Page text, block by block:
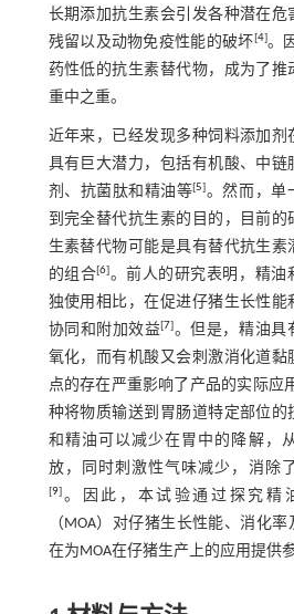
长期添加抗生素会引发各种潜在危
残留以及动物免疫性能的破坏[4]。
药性低的抗生素替代物，成为了推
重中之重。
近年来，已经发现多种饲料添加剂
具有巨大潜力，包括有机酸、中链
剂、抗菌肽和精油等[5]。然而，单
到完全替代抗生素的目的，目前的
生素替代物可能是具有替代抗生素
的组合[6]。前人的研究表明，精油
独使用相比，在促进仔猪生长性能
协同和附加效益[7]。但是，精油具
氧化，而有机酸又会刺激消化道黏
点的存在严重影响了产品的实际应
种将物质输送到胃肠道特定部位的
和精油可以减少在胃中的降解，
放，同时刺激性气味减少，消除
[9]。因此，本试验通过探究精
（MOA）对仔猪生长性能、消化
在为MOA在仔猪生产上的应用提供参